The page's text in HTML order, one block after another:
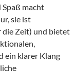
Spaß macht
sie ist
die Zeit) und bietet
ein klarer Klang